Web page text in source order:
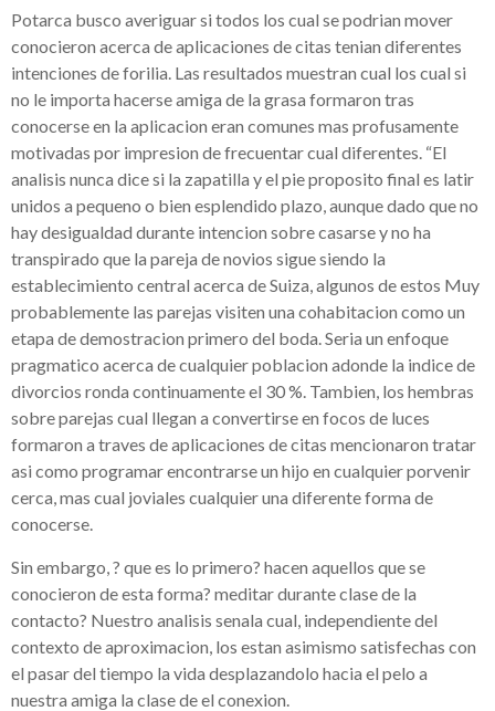
Potarca busco averiguar si todos los cual se podri­an mover
conocieron acerca de aplicaciones de citas tenian diferentes
intenciones de forilia. Las resultados muestran cual los cual si
no le importa hacerse amiga de la grasa formaron tras
conocerse en la aplicacion eran comunes mas profusamente
motivadas por impresion de frecuentar cual diferentes. “El
analisis nunca dice si la zapatilla y el pie proposito final es latir
unidos a pequeno o bien esplendido plazo, aunque dado que no
hay desigualdad durante intencion sobre casarse y no ha
transpirado que la pareja de novios sigue siendo la
establecimiento central acerca de Suiza, algunos de estos Muy
probablemente las parejas visiten una cohabitacion como un
etapa de demostracion primero del boda. Seri­a un enfoque
pragmatico acerca de cualquier poblacion adonde la indice de
divorcios ronda continuamente el 30 %. Tambien, los hembras
sobre parejas cual llegan a convertirse en focos de luces
formaron a traves de aplicaciones de citas mencionaron tratar
asi­ como programar encontrarse un hijo en cualquier porvenir
cerca, mas cual joviales cualquier una diferente forma de
conocerse.
Sin embargo, ? que es lo primero? hacen aquellos que se
conocieron de esta forma? meditar durante clase de la
contacto? Nuestro analisis senala cual, independiente del
contexto de aproximacion, los estan asimismo satisfechas con
el pasar del tiempo la vida desplazandolo hacia el pelo a
nuestra amiga la clase de el conexion.